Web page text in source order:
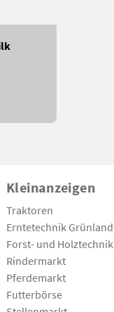
Kleinanzeigen
Traktoren
Erntetechnik Grünland
Forst- und Holztechnik
Rindermarkt
Pferdemarkt
Futterbörse